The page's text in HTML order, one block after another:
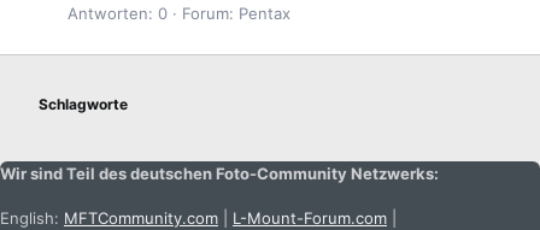
Antworten: 0
Forum: Pentax
Schlagworte
Wir sind Teil des deutschen Foto-Community Netzwerks:
English: MFTCommunity.com L-Mount-Forum.com